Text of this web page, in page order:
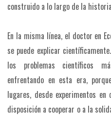
construido a lo largo de la
En la misma línea, el doctor en
se puede explicar
los problemas científicos
enfrentando en esta era,
lugares, desde experimentos
disposición a cooperar o a la